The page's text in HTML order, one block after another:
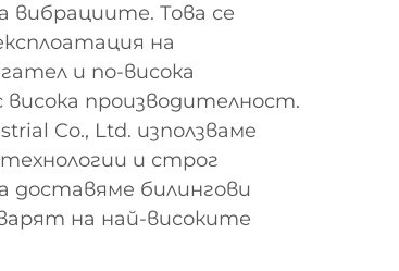
вибрациите. Това се
на
и по-висока
производителност.
Co., Ltd. използваме
и строг
доставяме билингови
на най-високите